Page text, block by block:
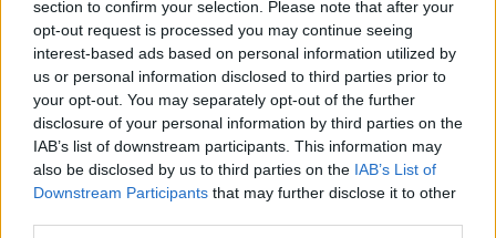
section to confirm your selection. Please note that after your
opt-out request is processed you may continue seeing
interest-based ads based on personal information utilized by
us or personal information disclosed to third parties prior to
your opt-out. You may separately opt-out of the further
disclosure of your personal information by third parties on the
IAB’s list of downstream participants. This information may
also be disclosed by us to third parties on the IAB’s List of
Downstream Participants that may further disclose it to other
(c'est la M88). Après trois ronds-points puis un feu tricolore
on verra côté droit la grande place avec sur l'avant un arrêt
de bus et une grosse sphère, et sur l'arrière un grand
parking et l'église à clocher pointu, avancer encore de
quelques mètres pour prendre à droite la rue en sens
unique qui monte le long du côté gauche de la place. Puis
passer à la droite de l'église pour trouver les toilettes
comme au point 1.
Repères visuels